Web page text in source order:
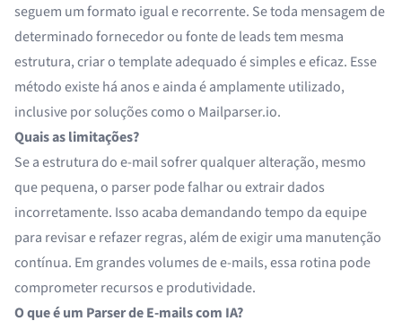
seguem um formato igual e recorrente. Se toda mensagem de
determinado fornecedor ou fonte de leads tem mesma
estrutura, criar o template adequado é simples e eficaz. Esse
método existe há anos e ainda é amplamente utilizado,
inclusive por soluções como o Mailparser.io.
Quais as limitações?
Se a estrutura do e-mail sofrer qualquer alteração, mesmo
que pequena, o parser pode falhar ou extrair dados
incorretamente. Isso acaba demandando tempo da equipe
para revisar e refazer regras, além de exigir uma manutenção
contínua. Em grandes volumes de e-mails, essa rotina pode
comprometer recursos e produtividade.
O que é um Parser de E-mails com IA?